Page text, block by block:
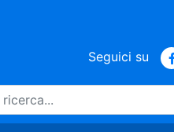
Seguici su